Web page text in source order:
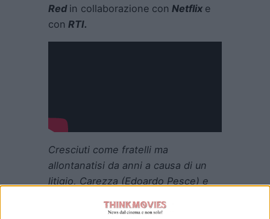
Red in collaborazione con Netflix e
con RTI.
Cresciuti come fratelli ma
allontanatisi da anni a causa di un
litigio, Carezza (Edoardo Pesce) e
mettere da parte antichi rancori e